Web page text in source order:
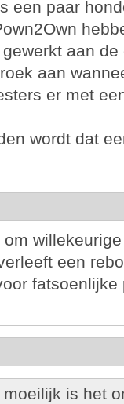
een paar
aan de
aan
er met
wordt dat
een
moeilijk is het